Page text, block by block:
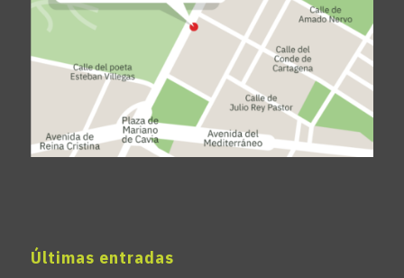
Últimas entradas